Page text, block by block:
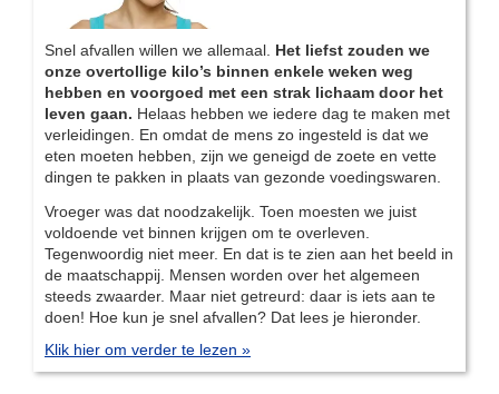
Snel afvallen willen we allemaal. Het liefst zouden we
onze overtollige kilo’s binnen enkele weken weg
hebben en voorgoed met een strak lichaam door het
leven gaan. Helaas hebben we iedere dag te maken met
verleidingen. En omdat de mens zo ingesteld is dat we
eten moeten hebben, zijn we geneigd de zoete en vette
dingen te pakken in plaats van gezonde voedingswaren.
Vroeger was dat noodzakelijk. Toen moesten we juist
voldoende vet binnen krijgen om te overleven.
Tegenwoordig niet meer. En dat is te zien aan het beeld in
de maatschappij. Mensen worden over het algemeen
steeds zwaarder. Maar niet getreurd: daar is iets aan te
doen! Hoe kun je snel afvallen? Dat lees je hieronder.
Klik hier om verder te lezen »